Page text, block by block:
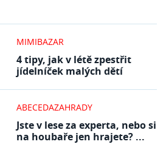
MIMIBAZAR
4 tipy, jak v létě zpestřit
jídelníček malých dětí
ABECEDAZAHRADY
Jste v lese za experta, nebo si
na houbaře jen hrajete? ...